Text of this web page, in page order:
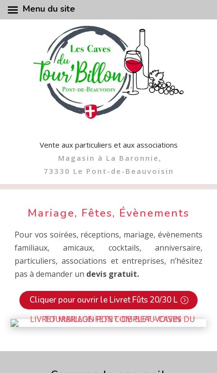
Vente aux particuliers et aux associations
Magasin à La Baronnie,
73330 Le Pont-de-Beauvoisin
Mariage, Fêtes, Évènements
Pour vos soirées, réceptions, mariage, évènements
familiaux, amicaux, cocktails, anniversaire,
particuliers, associations et entreprises, n’hésitez
pas à demander un devis gratuit.
Cliquer pour ouvrir le Livret Fûts 20/30 L
Menu du site